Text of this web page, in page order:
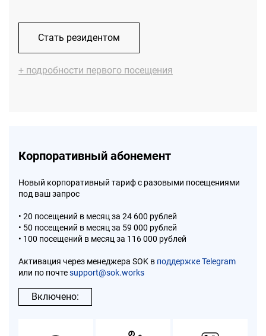
Стать резидентом
+ подробности первого посещения
Корпоративный абонемент
Новый корпоративный тариф с разовыми посещениями
под ваш запрос
• 20 посещений в месяц за 24 600 рублей
• 50 посещений в месяц за 59 000 рублей
• 100 посещений в месяц за 116 000 рублей
Активация через менеджера SOK в поддержке Telegram
или по почтеsupport@sok.works
Включено: